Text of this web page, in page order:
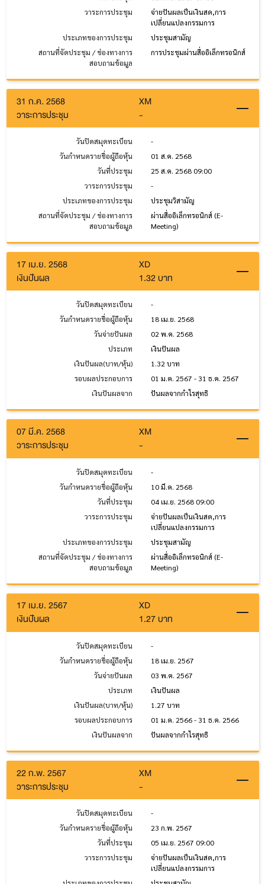
วาระการประชุม
จ่ายปันผลเป็นเงินสด,การ
เปลี่ยนแปลงกรรมการ
ประเภทของการประชุม
ประชุมสามัญ
สถานที่จัดประชุม / ช่องทางการ
สอบถามข้อมูล
การประชุมผ่านสื่ออิเล็กทรอนิกส์
31 ก.ค. 2568
XM
วาระการประชุม
-
วันปิดสมุดทะเบียน
-
วันกำหนดรายชื่อผู้ถือหุ้น
01 ส.ค. 2568
วันที่ประชุม
25 ส.ค. 2568 09:00
วาระการประชุม
-
ประเภทของการประชุม
ประชุมวิสามัญ
สถานที่จัดประชุม / ช่องทางการ
สอบถามข้อมูล
ผ่านสื่ออิเล็กทรอนิกส์ (E-
Meeting)
17 เม.ย. 2568
XD
เงินปันผล
1.32 บาท
วันปิดสมุดทะเบียน
-
วันกำหนดรายชื่อผู้ถือหุ้น
18 เม.ย. 2568
วันจ่ายปันผล
02 พ.ค. 2568
ประเภท
เงินปันผล
เงินปันผล(บาท/หุ้น)
1.32 บาท
รอบผลประกอบการ
01 ม.ค. 2567 - 31 ธ.ค. 2567
เงินปันผลจาก
ปันผลจากกำไรสุทธิ
07 มี.ค. 2568
XM
วาระการประชุม
-
วันปิดสมุดทะเบียน
-
วันกำหนดรายชื่อผู้ถือหุ้น
10 มี.ค. 2568
วันที่ประชุม
04 เม.ย. 2568 09:00
วาระการประชุม
จ่ายปันผลเป็นเงินสด,การ
เปลี่ยนแปลงกรรมการ
ประเภทของการประชุม
ประชุมสามัญ
สถานที่จัดประชุม / ช่องทางการ
สอบถามข้อมูล
ผ่านสื่ออิเล็กทรอนิกส์ (E-
Meeting)
17 เม.ย. 2567
XD
เงินปันผล
1.27 บาท
วันปิดสมุดทะเบียน
-
วันกำหนดรายชื่อผู้ถือหุ้น
18 เม.ย. 2567
วันจ่ายปันผล
03 พ.ค. 2567
ประเภท
เงินปันผล
เงินปันผล(บาท/หุ้น)
1.27 บาท
รอบผลประกอบการ
01 ม.ค. 2566 - 31 ธ.ค. 2566
เงินปันผลจาก
ปันผลจากกำไรสุทธิ
22 ก.พ. 2567
XM
วาระการประชุม
-
วันปิดสมุดทะเบียน
-
วันกำหนดรายชื่อผู้ถือหุ้น
23 ก.พ. 2567
วันที่ประชุม
05 เม.ย. 2567 09:00
วาระการประชุม
จ่ายปันผลเป็นเงินสด,การ
เปลี่ยนแปลงกรรมการ